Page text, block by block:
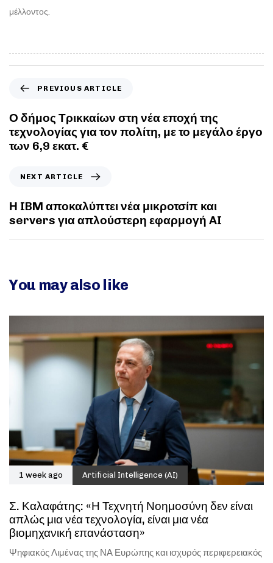
μέλλοντος.
PREVIOUS ARTICLE
Ο δήμος Τρικκαίων στη νέα εποχή της
τεχνολογίας για τον πολίτη, με το μεγάλο έργο
των 6,9 εκατ. €
NEXT ARTICLE
Η IBM αποκαλύπτει νέα μικροτσίπ και
servers για απλούστερη εφαρμογή AI
You may also like
1 week ago Artificial Intelligence (AI)
Σ. Καλαφάτης: «Η Τεχνητή Νοημοσύνη δεν είναι
απλώς μια νέα τεχνολογία, είναι μια νέα
βιομηχανική επανάσταση»
Ψηφιακός Λιμένας της ΝΑ Ευρώπης και ισχυρός περιφερειακός